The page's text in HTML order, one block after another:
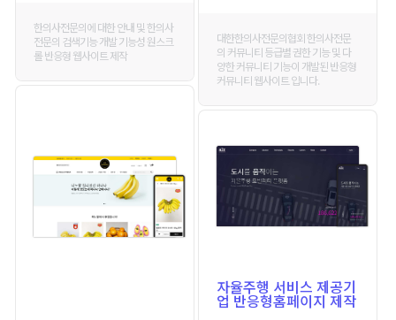
대한한의사전문의협회 한의사전문
의 커뮤니티 등급별 권한 기능 및 다
양한 커뮤니티 기능이 개발된 반응형
커뮤니티 웹사이트 입니다.
한의사전문의에 대한 안내 및 한의사
전문의 검색기능 개발 기능성 원스크
롤 반응형 웹사이트 제작
자율주행 서비스 제공기
업 반응형홈페이지 제작